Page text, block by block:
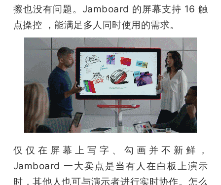
擦也没有问题。Jamboard 的屏幕支持 16 触
点操控 ，能满足多人同时使用的需求。
仅仅在屏幕上写字、勾画并不新鲜，
Jamboard 一大卖点是当有人在白板上演示
时，其他人也可与演示者进行实时协作。怎么